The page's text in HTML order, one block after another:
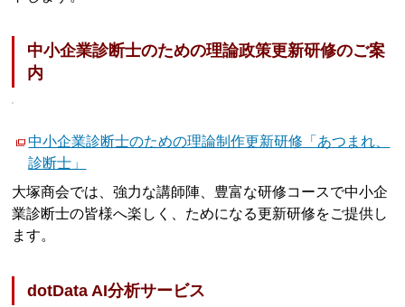
中小企業診断士のための理論政策更新研修のご案
内
中小企業診断士のための理論制作更新研修「あつまれ、
診断士」
大塚商会では、強力な講師陣、豊富な研修コースで中小企
業診断士の皆様へ楽しく、ためになる更新研修をご提供し
ます。
dotData AI分析サービス